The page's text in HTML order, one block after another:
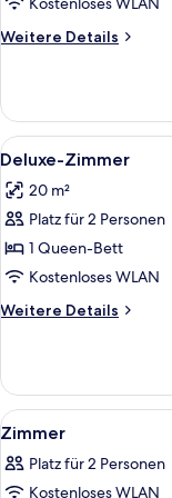
Weitere Details
Weitere
Suite
Alle
Fotos
für
Deluxe-
Zimmer
anzeigen
6
Deluxe-Zimmer
20 m²
Platz für 2 Personen
1 Queen-Bett
Kostenloses WLAN
Weitere Details
Weitere
Zimmer
Alle
Fotos
für
6
Zimmer
Platz für 2 Personen
Kostenloses WLAN